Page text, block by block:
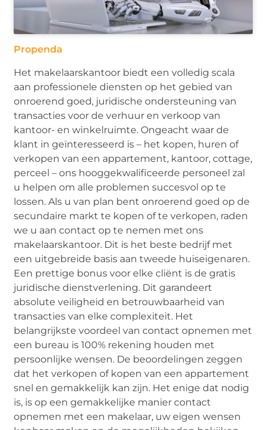
Propenda
Het makelaarskantoor biedt een volledig scala
aan professionele diensten op het gebied van
onroerend goed, juridische ondersteuning van
transacties voor de verhuur en verkoop van
kantoor- en winkelruimte. Ongeacht waar de
klant in geïnteresseerd is – het kopen, huren of
verkopen van een appartement, kantoor, cottage,
perceel – ons hooggekwalificeerde personeel zal
u helpen om alle problemen succesvol op te
lossen. Als u van plan bent onroerend goed op de
secundaire markt te kopen of te verkopen, raden
we u aan contact op te nemen met ons
makelaarskantoor. Dit is het beste bedrijf met
een uitgebreide basis aan tweede huiseigenaren.
Een prettige bonus voor elke cliënt is de gratis
juridische dienstverlening. Dit garandeert
absolute veiligheid en betrouwbaarheid van
transacties van elke complexiteit. Het
belangrijkste voordeel van contact opnemen met
een bureau is 100% rekening houden met
persoonlijke wensen. De beoordelingen zeggen
dat het verkopen of kopen van een appartement
snel en gemakkelijk kan zijn. Het enige dat nodig
is, is op een gemakkelijke manier contact
opnemen met een makelaar, uw eigen wensen